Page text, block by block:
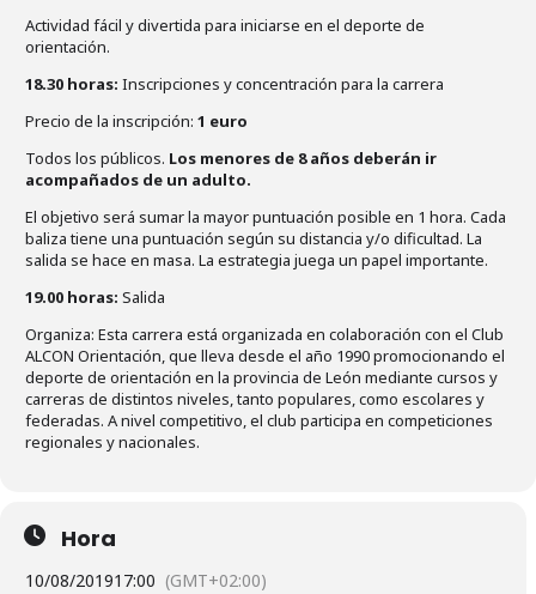
Actividad fácil y divertida para iniciarse en el deporte de
orientación.
18.30 horas: Inscripciones y concentración para la carrera
Precio de la inscripción: 1 euro
Todos los públicos. Los menores de 8 años deberán ir
acompañados de un adulto.
El objetivo será sumar la mayor puntuación posible en 1 hora. Cada
baliza tiene una puntuación según su distancia y/o dificultad. La
salida se hace en masa. La estrategia juega un papel importante.
19.00 horas: Salida
Organiza: Esta carrera está organizada en colaboración con el Club
ALCON Orientación, que lleva desde el año 1990 promocionando el
deporte de orientación en la provincia de León mediante cursos y
carreras de distintos niveles, tanto populares, como escolares y
federadas. A nivel competitivo, el club participa en competiciones
regionales y nacionales.
Hora
10/08/201917:00 (GMT+02:00)